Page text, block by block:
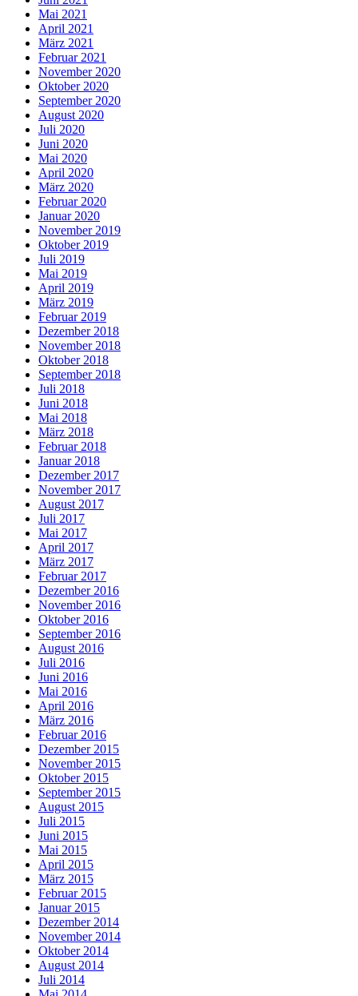
Mai 2021
April 2021
März 2021
Februar 2021
November 2020
Oktober 2020
September 2020
August 2020
Juli 2020
Juni 2020
Mai 2020
April 2020
März 2020
Februar 2020
Januar 2020
November 2019
Oktober 2019
Juli 2019
Mai 2019
April 2019
März 2019
Februar 2019
Dezember 2018
November 2018
Oktober 2018
September 2018
Juli 2018
Juni 2018
Mai 2018
März 2018
Februar 2018
Januar 2018
Dezember 2017
November 2017
August 2017
Juli 2017
Mai 2017
April 2017
März 2017
Februar 2017
Dezember 2016
November 2016
Oktober 2016
September 2016
August 2016
Juli 2016
Juni 2016
Mai 2016
April 2016
März 2016
Februar 2016
Dezember 2015
November 2015
Oktober 2015
September 2015
August 2015
Juli 2015
Juni 2015
Mai 2015
April 2015
März 2015
Februar 2015
Januar 2015
Dezember 2014
November 2014
Oktober 2014
August 2014
Juli 2014